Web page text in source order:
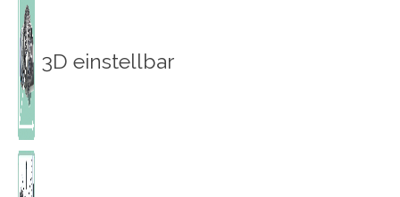
3D einstellbar